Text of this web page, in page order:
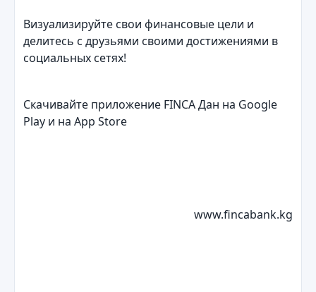
Визуализируйте свои финансовые цели и
делитеcь с друзьями своими достижениями в
социальных сетях!
Скачивайте приложение FINCA Дан на Google
Play и на App Store
www.fincabank.kg